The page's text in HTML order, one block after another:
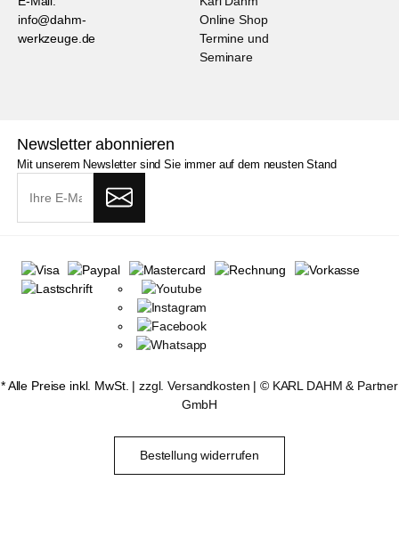
info@dahm-
werkzeuge.de
Online Shop
Termine und
Seminare
Newsletter abonnieren
Mit unserem Newsletter sind Sie immer auf dem neusten Stand
* Alle Preise inkl. MwSt. |zzgl. Versandkosten | © KARL DAHM & Partner
GmbH
Bestellung widerrufen